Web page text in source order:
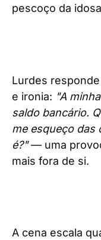
pescoço da
Lurdes
e ironia: "A
saldo bancário.
me esqueço das
é?"— uma
mais fora de si.
A cena escala